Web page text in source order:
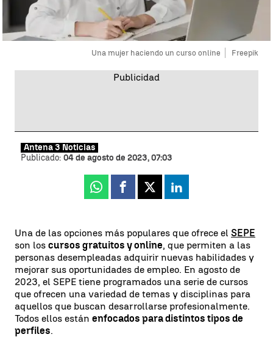
Una mujer haciendo un curso online Freepik
Antena 3 Noticias
Publicado: 04 de agosto de 2023, 07:03
Whatsapp
Facebook
X Linkedin
Una de las opciones más populares que ofrece el SEPE
son los cursos gratuitos y online, que permiten a las
personas desempleadas adquirir nuevas habilidades y
mejorar sus oportunidades de empleo. En agosto de
2023, el SEPE tiene programados una serie de cursos
que ofrecen una variedad de temas y disciplinas para
aquellos que buscan desarrollarse profesionalmente.
Todos ellos están enfocados para distintos tipos de
perfiles.